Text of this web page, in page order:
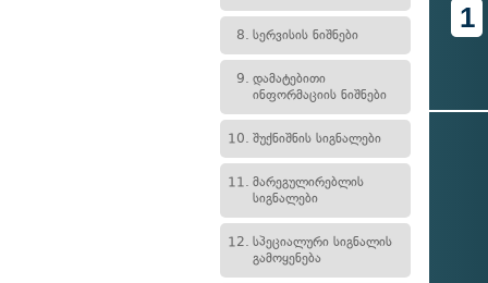
8. სერვისის ნიშნები
9. დამატებითი
ინფორმაციის ნიშნები
10. შუქნიშნის სიგნალები
11. მარეგულირებლის
სიგნალები
12. სპეციალური სიგნალის
გამოყენება
1